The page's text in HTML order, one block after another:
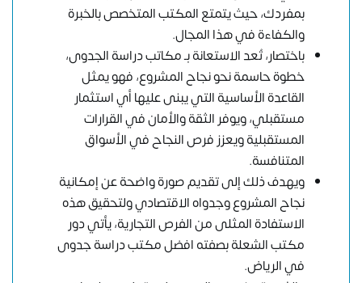
بمفردك، حيث يتمتع المكتب المتخصص بالخبرة
والكفاءة في هذا المجال.
باختصار، تُعد الاستعانة بـ مكاتب دراسة الجدوى،
خطوة حاسمة نحو نجاح المشروع، فهو يمثل
القاعدة الأساسية التي يبنى عليها أي استثمار
مستقبلي، ويوفر الثقة والأمان في القرارات
المستقبلية ويعزز فرص النجاح في الأسواق
المتنافسة.
ويهدف ذلك إلى تقديم صورة واضحة عن إمكانية
نجاح المشروع وجدواه الاقتصادي ولتحقيق هذه
الاستفادة المثلى من الفرص التجارية، يأتي دور
مكتب الشعلة بصفته افضل مكتب دراسة جدوى
في الرياض.